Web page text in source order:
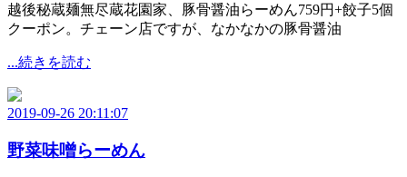
越後秘蔵麺無尽蔵花園家、豚骨醤油らーめん759円+餃子5個
クーポン。チェーン店ですが、なかなかの豚骨醤油
...続きを読む
2019-09-26 20:11:07
野菜味噌らーめん